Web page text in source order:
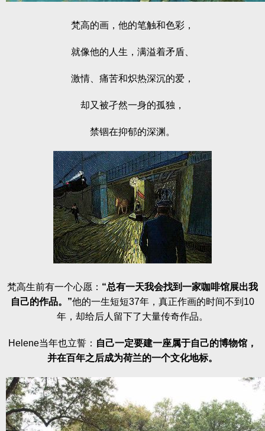
梵高的画，他的笔触和色彩，
就像他的人生，满溢着矛盾、
激情、痛苦和炽热深沉的爱，
却又被孑然一身的孤独，
禁锢在抑郁的深渊。
梵高生前有一个心愿： “总有一天我会找到一家咖啡馆展出我
自己的作品。 ”他的一生短短37年，真正作画的时间不到10
年，却给后人留下了大量传奇作品。
Helene当年也立誓： 自己一定要建一座属于自己的博物馆，
并在百年之后成为荷兰的一个文化地标。